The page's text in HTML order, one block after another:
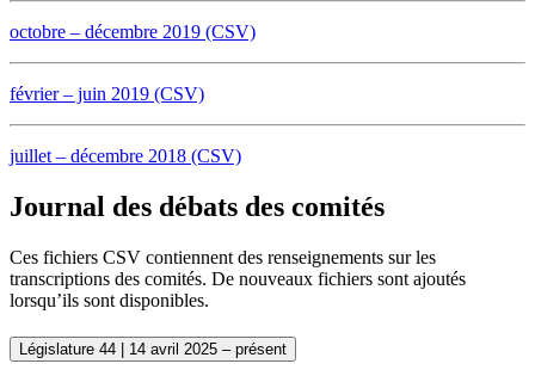
octobre – décembre 2019 (CSV)
février – juin 2019 (CSV)
juillet – décembre 2018 (CSV)
Journal des débats des comités
Ces fichiers CSV contiennent des renseignements sur les
transcriptions des comités. De nouveaux fichiers sont ajoutés
lorsqu’ils sont disponibles.
Législature 44 | 14 avril 2025 – présent